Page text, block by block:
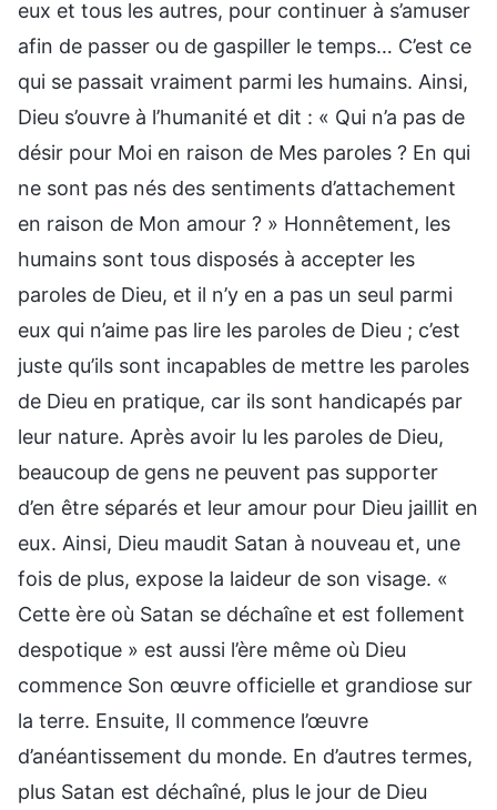
eux et tous les autres, pour continuer à s’amuser
afin de passer ou de gaspiller le temps… C’est ce
qui se passait vraiment parmi les humains. Ainsi,
Dieu s’ouvre à l’humanité et dit : « Qui n’a pas de
désir pour Moi en raison de Mes paroles ? En qui
ne sont pas nés des sentiments d’attachement
en raison de Mon amour ? » Honnêtement, les
humains sont tous disposés à accepter les
paroles de Dieu, et il n’y en a pas un seul parmi
eux qui n’aime pas lire les paroles de Dieu ; c’est
juste qu’ils sont incapables de mettre les paroles
de Dieu en pratique, car ils sont handicapés par
leur nature. Après avoir lu les paroles de Dieu,
beaucoup de gens ne peuvent pas supporter
d’en être séparés et leur amour pour Dieu jaillit en
eux. Ainsi, Dieu maudit Satan à nouveau et, une
fois de plus, expose la laideur de son visage. «
Cette ère où Satan se déchaîne et est follement
despotique » est aussi l’ère même où Dieu
commence Son œuvre officielle et grandiose sur
la terre. Ensuite, Il commence l’œuvre
d’anéantissement du monde. En d’autres termes,
plus Satan est déchaîné, plus le jour de Dieu